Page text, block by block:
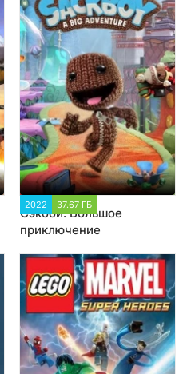
2022 37.67 ГБ
Сэкбой: Большое
приключение